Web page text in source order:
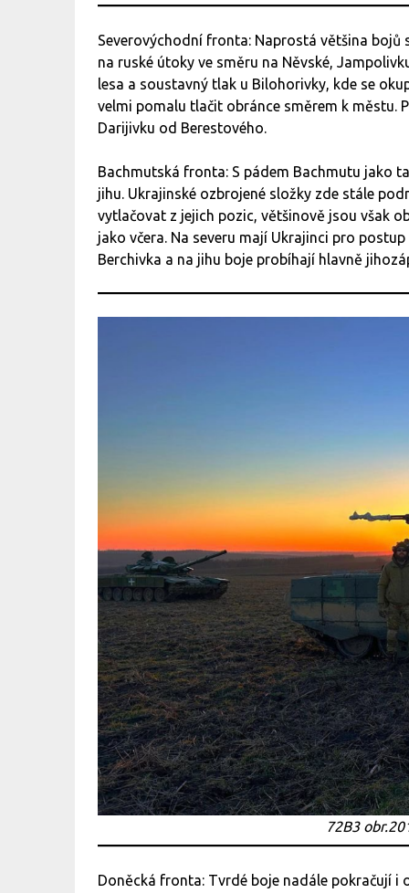
Severovýchodní fronta: Naprostá většina
na ruské útoky ve směru na Něvské,
lesa a soustavný tlak u Bilohorivky, kde se
velmi pomalu tlačit obránce směrem k městu.
Darijivku od Berestového.
Bachmutská fronta: S pádem Bachmutu jako
jihu. Ukrajinské ozbrojené složky zde stále
vytlačovat z jejich pozic, většinově jsou však
jako včera. Na severu mají Ukrajinci pro
Berchivka a na jihu boje probíhají hlavně
72B3
Doněcká fronta: Tvrdé boje nadále pokračují i